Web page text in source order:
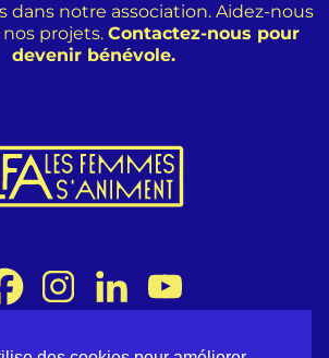
dans notre association. Aidez-nous
projets. Contactez-nous pour
devenir bénévole.